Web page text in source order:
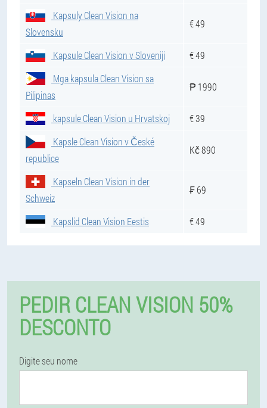
Kapsuly Clean Vision na
Slovensku
€ 49
Kapsule Clean Vision v Sloveniji
€ 49
Mga kapsula Clean Vision sa
Pilipinas
₱ 1990
kapsule Clean Vision u Hrvatskoj
€ 39
Kapsle Clean Vision v České
republice
Kč 890
Kapseln Clean Vision in der
Schweiz
₣ 69
Kapslid Clean Vision Eestis € 49
PEDIR CLEAN VISION 50%
DESCONTO
Digite seu nome